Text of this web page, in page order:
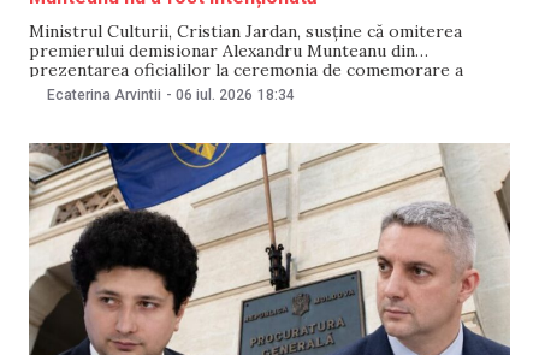
Ministrul Culturii, Cristian Jardan, susține că omiterea
premierului demisionar Alexandru Munteanu din
prezentarea oficialilor la ceremonia de comemorare a
victimelor deportărilor staliniste nu a fost intenționată.
motiv pentru care modificarea nu a mai fost operată în
scenariul final al
Ecaterina Arvintii - 06 iul. 2026 18:34